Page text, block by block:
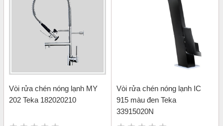
Vòi rửa chén nóng lạnh MY
202 Teka 182020210
Vòi rửa chén nóng lạnh IC
915 màu đen Teka
33915020N